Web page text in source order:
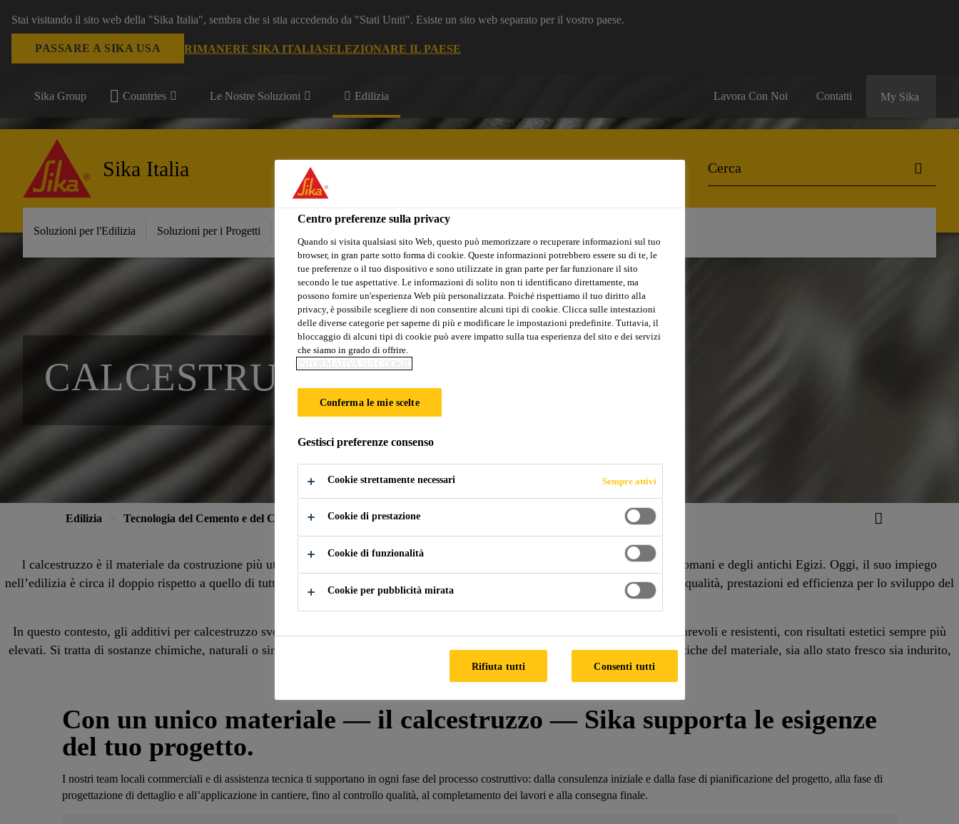
Stai visitando il sito web della "Sika Italia", sembra che si stia accedendo da "Stati Uniti". Esiste un sito web separato per il vostro paese.
PASSARE A SIKA USA RIMANERE SIKA ITALIASELEZIONARE IL PAESE
Sika Group Countries Le Nostre Soluzioni Edilizia Lavora Con Noi Contatti My Sika
Sika Italia
Soluzioni per l'Edilizia Soluzioni per i Progetti
CALCESTRUZZO
Edilizia Tecnologia del Cemento e del Calcestruzzo Calcestruzzo
l calcestruzzo è il materiale da costruzione più utilizzato al mondo, con una storia che affonda le sue radici fino all’epoca dei Romani e degli antichi Egizi. Oggi, il suo impiego
nell’edilizia è circa il doppio rispetto a quello di tutti gli altri materiali combinati, rendendo fondamentale un’attenzione costante a qualità, prestazioni ed efficienza per lo sviluppo del
In questo contesto, gli additivi per calcestruzzo svolgono un ruolo chiave nella realizzazione di calcestruzzi ad alte prestazioni, durevoli e resistenti, con risultati estetici sempre più
elevati. Si tratta di sostanze chimiche, naturali o sintetiche, aggiunte durante la fase di impasto per migliorare specifiche caratteristiche del materiale, sia allo stato fresco sia indurito,
come la lavorabilità, la durabilità e le resistenze iniziali e finali.
Con un unico materiale — il calcestruzzo — Sika supporta le esigenze
del tuo progetto.
I nostri team locali commerciali e di assistenza tecnica ti supportano in ogni fase del processo costruttivo: dalla consulenza iniziale e dalla fase di pianificazione del progetto, alla fase di
progettazione di dettaglio e all’applicazione in cantiere, fino al controllo qualità, al completamento dei lavori e alla consegna finale.
Centro preferenze sulla privacy
Quando si visita qualsiasi sito Web, questo può memorizzare o recuperare informazioni sul tuo
browser, in gran parte sotto forma di cookie. Queste informazioni potrebbero essere su di te, le
tue preferenze o il tuo dispositivo e sono utilizzate in gran parte per far funzionare il sito
secondo le tue aspettative. Le informazioni di solito non ti identificano direttamente, ma
possono fornire un'esperienza Web più personalizzata. Poiché rispettiamo il tuo diritto alla
privacy, è possibile scegliere di non consentire alcuni tipi di cookie. Clicca sulle intestazioni
delle diverse categorie per saperne di più e modificare le impostazioni predefinite. Tuttavia, il
bloccaggio di alcuni tipi di cookie può avere impatto sulla tua esperienza del sito e dei servizi
che siamo in grado di offrire.
INFORMATIVA SUI COOKIE
Conferma le mie scelte
Gestisci preferenze consenso
Cookie strettamente necessari Sempre attivi
Cookie di prestazione
Cookie di funzionalità
Cookie per pubblicità mirata
Rifiuta tutti Consenti tutti